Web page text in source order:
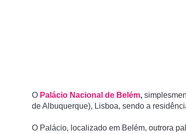
O Palácio Nacional de Belém,
de Albuquerque), Lisboa, sendo a
O Palácio, localizado em Belém, outrora